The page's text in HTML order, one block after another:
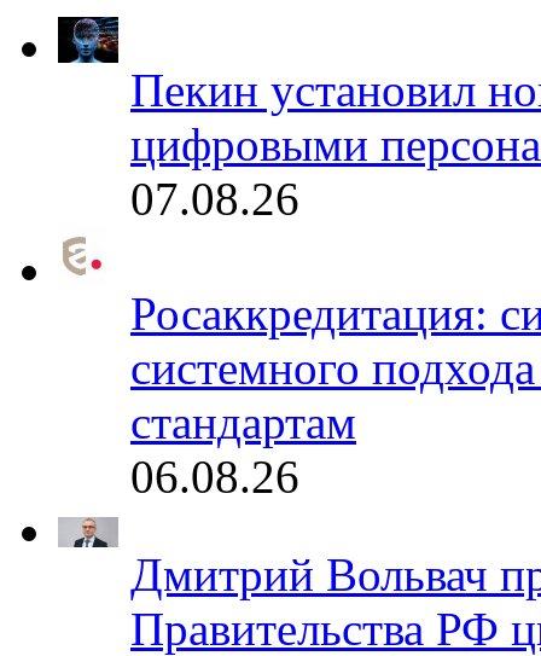
Пекин установил
цифровыми
07.08.26
Росаккредитация:
системного
стандартам
06.08.26
Дмитрий Вольвач
Правительства РФ